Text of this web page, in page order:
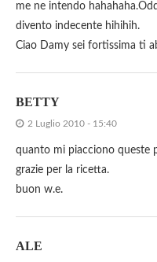
me ne intendo
divento indecente hihihih.
Ciao Damy sei fortissima ti
BETTY
2 Luglio 2010 - 15:40
quanto mi piacciono queste
grazie per la ricetta.
buon w.e.
ALE